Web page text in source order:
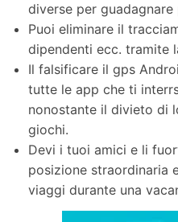
diverse per
Puoi eliminare il
dipendenti ecc. tramite
Il falsificare il gps
tutte le app che ti
nonostante il divieto di
giochi.
Devi i tuoi amici e li
posizione straordinaria
viaggi durante una